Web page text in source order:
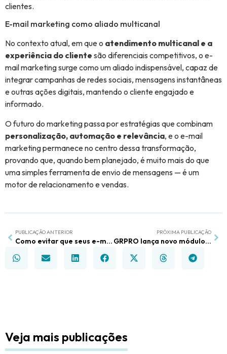
clientes.
E-mail marketing como aliado multicanal
No contexto atual, em que o atendimento multicanal e a
experiência do cliente são diferenciais competitivos, o e-
mail marketing surge como um aliado indispensável, capaz de
integrar campanhas de redes sociais, mensagens instantâneas
e outras ações digitais, mantendo o cliente engajado e
informado.
O futuro do marketing passa por estratégias que combinam
personalização, automação e relevância, e o e-mail
marketing permanece no centro dessa transformação,
provando que, quando bem planejado, é muito mais do que
uma simples ferramenta de envio de mensagens — é um
motor de relacionamento e vendas.
PUBLICAÇÃO ANTERIOR
Como evitar que seus e-mails virem spam e aumentar suas taxas de abertura
PRÓXIMA PUBLICAÇÃO
GRPRO lança novo módulo de E-mail Marketing e eleva o nível da comunicação digital das empresas
Veja mais publicações